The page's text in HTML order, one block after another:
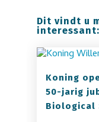
Dit vindt u
interessant:
Koning
50-jarig
Biological